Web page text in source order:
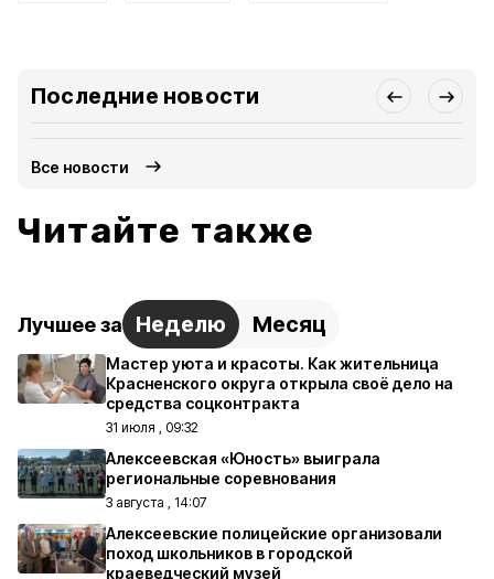
Последние новости
Все новости
Читайте также
Лучшее за Неделю Месяц
Мастер уюта и красоты. Как жительница
Красненского округа открыла своё дело на
средства соцконтракта
31 июля , 09:32
Алексеевская «Юность» выиграла
региональные соревнования
3 августа , 14:07
Алексеевские полицейские организовали
поход школьников в городской
краеведческий музей